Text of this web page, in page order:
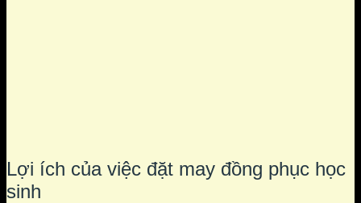
Lợi ích của việc đặt may đồng phục học
sinh